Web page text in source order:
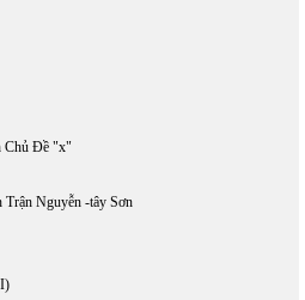
Chủ Đề "x"
Nguyễn -tây Sơn